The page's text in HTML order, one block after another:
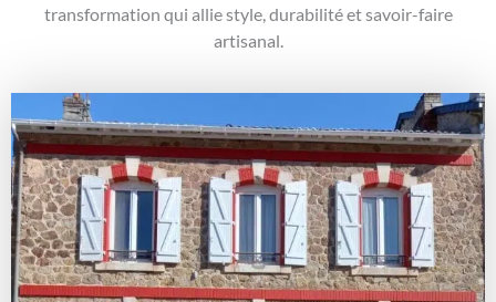
transformation qui allie style, durabilité et savoir-faire
artisanal.